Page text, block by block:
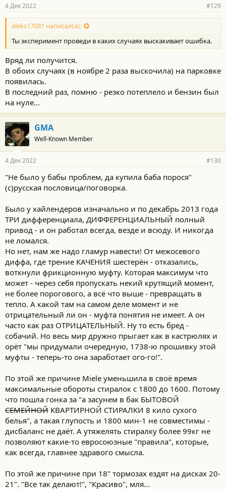
4 Дек 2022 #129
aleks17081 написал(а):
Ты эксперимент проведи в каких случаях выскакивает ошибка.
Вряд ли получится.
В обоих случаях (в ноябре 2 раза выскочила) на парковке
появилась.
В последний раз, помню - резко потеплело и бензин был
на нуле...
GMA
Well-Known Member
4 Дек 2022 #130
"Не было у бабы проблем, да купила баба порося"
(с)русская пословица/поговорка.
Было у хайлендеров изначально и по декабрь 2013 года
ТРИ дифференциала, ДИФФЕРЕНЦИАЛЬНЫЙ полный
привод - и он работал всегда, везде и всюду. И никогда
не ломался.
Но нет, нам же надо гламур навести! От межосевого
диффа, где трение КАЧЕНИЯ шестерён - отказались,
воткнули фрикционную муфту. Которая максимум что
может - через себя пропускать некий крутящий момент,
не более порогового, а всё что выше - превращать в
тепло. А какой там на самом деле момент и не
отрицательный ли он - муфта понятия не имеет. А он
часто как раз ОТРИЦАТЕЛЬНЫЙ. Ну то есть бред -
собачий. Но весь мир дружно прыгает как в кастрюлях и
орёт "мы придумали очередную, 1738-ю прошивку этой
муфты - теперь-то она заработает ого-го!".
По этой же причине Miele уменьшила в своё время
максимальные обороты стиралок с 1800 до 1600. Потому
что пошла гонка за "а засунем в бак БЫТОВОЙ
СЕМЕЙНОЙ КВАРТИРНОЙ СТИРАЛКИ 8 кило сухого
белья", а такая глупость и 1800 мин-1 не совместимы -
дисбаланс не даёт. А утяжелять стиралку более 99кг не
позволяют какие-то евросоюзные "правила", которые,
как всегда, главнее здравого смысла.
По этой же причине при 18" тормозах ездят на дисках 20-
21". "Все так делают!", "Красиво", мля...